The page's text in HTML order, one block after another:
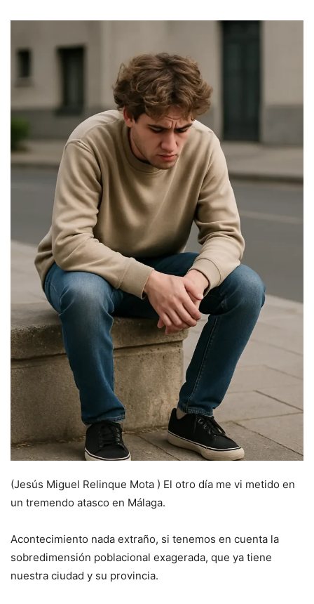
(Jesús Miguel Relinque Mota ) El otro día me vi metido en
un tremendo atasco en Málaga.
Acontecimiento nada extraño, si tenemos en cuenta la
sobredimensión poblacional exagerada, que ya tiene
nuestra ciudad y su provincia.